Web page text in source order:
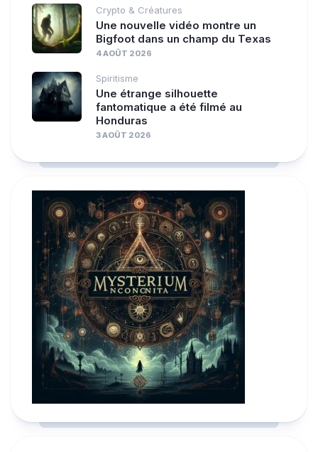
Crypto & Créatures
Une nouvelle vidéo montre un
Bigfoot dans un champ du Texas
4 AOÛT 2026
Spiritisme
Une étrange silhouette
fantomatique a été filmé au
Honduras
3 AOÛT 2026